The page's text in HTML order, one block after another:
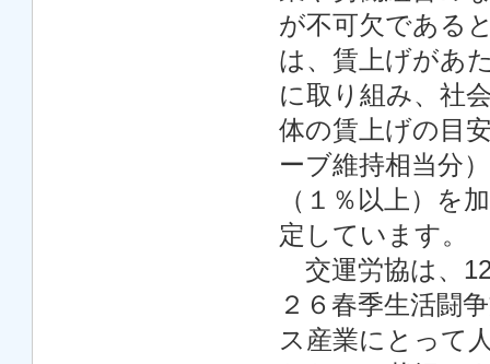
が不可欠である
は、賃上げがあ
に取り組み、社
体の賃上げの目
ーブ維持相当分
（１％以上）を
定しています。
交運労協は、
２６春季生活闘
ス産業にとって